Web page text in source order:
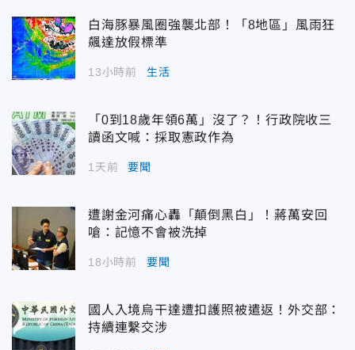
白海豚暴風圈強襲北部！「8地區」風雨狂
飆達放假標準
13小時前 生活
「0到18歲年領6萬」沒了？！行政院收三
讀函文喊：採取憲政作為
1天前 要聞
遭謝金河痛心轟「顛倒黑白」！蔣萬安回
嗆：記憶不會被洗掉
18小時前 要聞
國人入境烏干達遭扣護照被遣返！外交部：
持續連繫交涉